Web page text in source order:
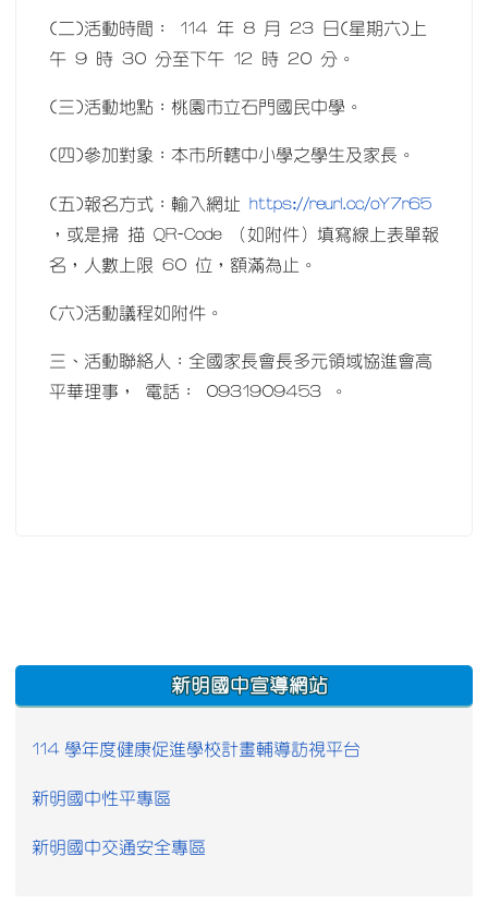
(二)活動時間： 114 年 8 月 23 日(星期六)上
午 9 時 30 分至下午 12 時 20 分。
(三)活動地點：桃園市立石門國民中學。
(四)參加對象：本市所轄中小學之學生及家長。
(五)報名方式：輸入網址 https://reurl.cc/oY7r65
，或是掃 描 QR-Code （如附件）填寫線上表單報
名，人數上限 60 位，額滿為止。
(六)活動議程如附件。
三、活動聯絡人：全國家長會長多元領域協進會高
平華理事， 電話： 0931909453 。
:::
新明國中宣導網站
114 學年度健康促進學校計畫輔導訪視平台
新明國中性平專區
新明國中交通安全專區